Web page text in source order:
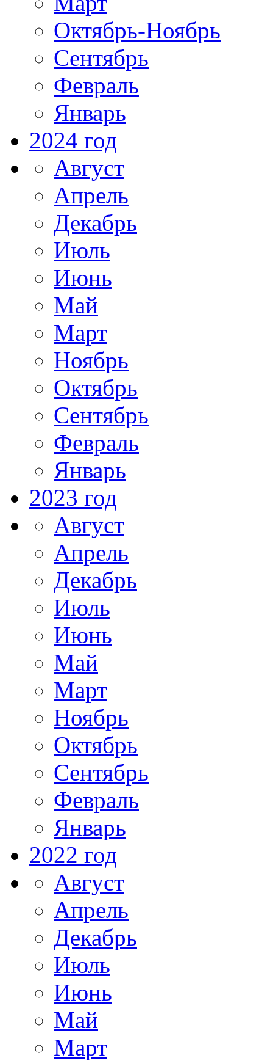
Октябрь-Ноябрь
Сентябрь
Февраль
Январь
2024 год
Август
Апрель
Декабрь
Июль
Июнь
Май
Март
Ноябрь
Октябрь
Сентябрь
Февраль
Январь
2023 год
Август
Апрель
Декабрь
Июль
Июнь
Май
Март
Ноябрь
Октябрь
Сентябрь
Февраль
Январь
2022 год
Август
Апрель
Декабрь
Июль
Июнь
Май
Март